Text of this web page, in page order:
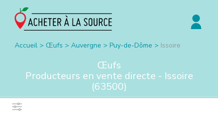
Accueil > Œufs > Auvergne > Puy-de-Dôme > Issoire
Œufs
Producteurs en vente directe - Issoire
(63500)